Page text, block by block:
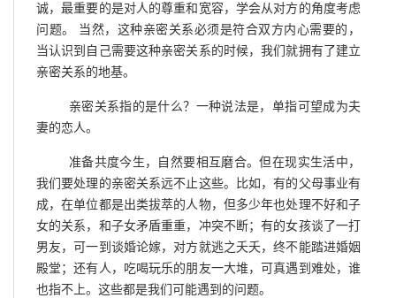
诚，最重要的是对人的尊重和宽容，学会从对方的角度考虑
问题。 当然，这种亲密关系必须是符合双方内心需要的，
当认识到自己需要这种亲密关系的时候，我们就拥有了建立
亲密关系的地基。
亲密关系指的是什么？一种说法是，单指可望成为夫
妻的恋人。
准备共度今生，自然要相互磨合。但在现实生活中，
我们要处理的亲密关系远不止这些。比如，有的父母事业有
成，在单位都是出类拔萃的人物，但多少年也处理不好和子
女的关系，和子女矛盾重重，冲突不断；有的女孩谈了一打
男友，可一到谈婚论嫁，对方就逃之夭夭，终不能踏进婚姻
殿堂；还有人，吃喝玩乐的朋友一大堆，可真遇到难处，谁
也指不上。这些都是我们可能遇到的问题。